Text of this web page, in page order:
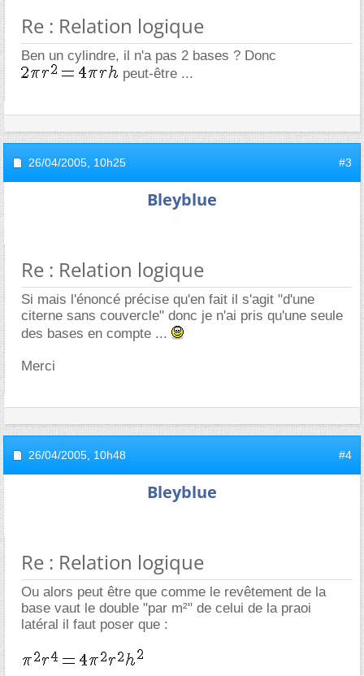
Re : Relation logique
Ben un cylindre, il n'a pas 2 bases ? Donc
peut-être ...
26/04/2005, 10h25 #3
Bleyblue
Re : Relation logique
Si mais l'énoncé précise qu'en fait il s'agit "d'une
citerne sans couvercle" donc je n'ai pris qu'une seule
des bases en compte ...
Merci
26/04/2005, 10h48 #4
Bleyblue
Re : Relation logique
Ou alors peut être que comme le revêtement de la
base vaut le double "par m²" de celui de la praoi
latéral il faut poser que :